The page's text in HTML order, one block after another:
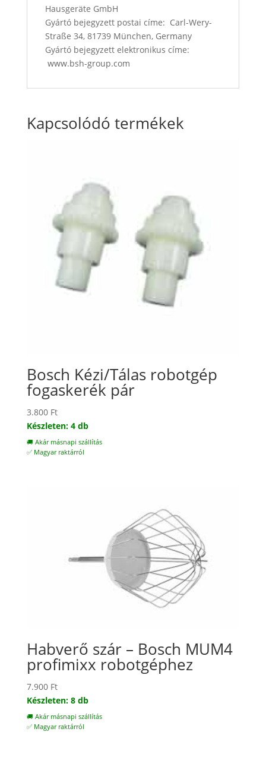
Hausgeräte GmbH
Gyártó bejegyzett postai címe: Carl-Wery-
Straße 34, 81739 München, Germany
Gyártó bejegyzett elektronikus címe:
www.bsh-group.com
Kapcsolódó termékek
Bosch Kézi/Tálas robotgép
fogaskerék pár
3.800 Ft
Készleten: 4 db
🚚 Akár másnapi szállítás
✅ Magyar raktárról
Habverő szár – Bosch MUM4
profimixx robotgéphez
7.900 Ft
Készleten: 8 db
🚚 Akár másnapi szállítás
✅ Magyar raktárról